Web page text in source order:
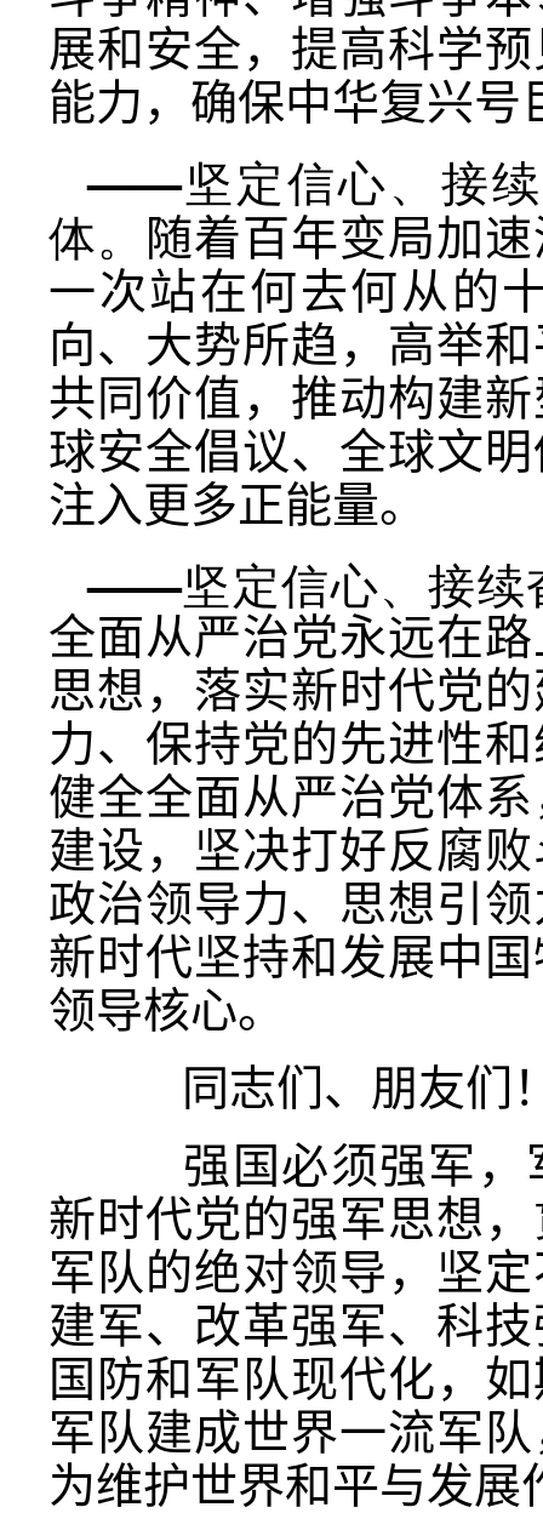
展和安全，提高科学
能力，确保中华复兴
——坚定信心、接续
体。
随着百年变局加
一次站在何去何从的
向、大势所趋，高举
共同价值，推动构建
球安全倡议、全球文
注入更多正能量。
——坚定信心、接续
全面从严治党永远在
思想，落实新时代党
力、保持党的先进性
健全全面从严治党体
建设，坚决打好反腐
政治领导力、思想引
新时代坚持和发展中
领导核心。
同志们、朋友们
强国必须强军
新时代党的强军思想
军队的绝对领导，坚
建军、改革强军、科
国防和军队现代化，
军队建成世界一流军
为维护世界和平与发展